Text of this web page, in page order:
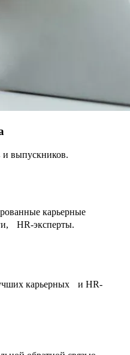
и выпускников.
карьерные
НR-эксперты.
карьерных и HR-